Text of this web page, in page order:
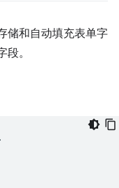
储和自动填充表单字
。